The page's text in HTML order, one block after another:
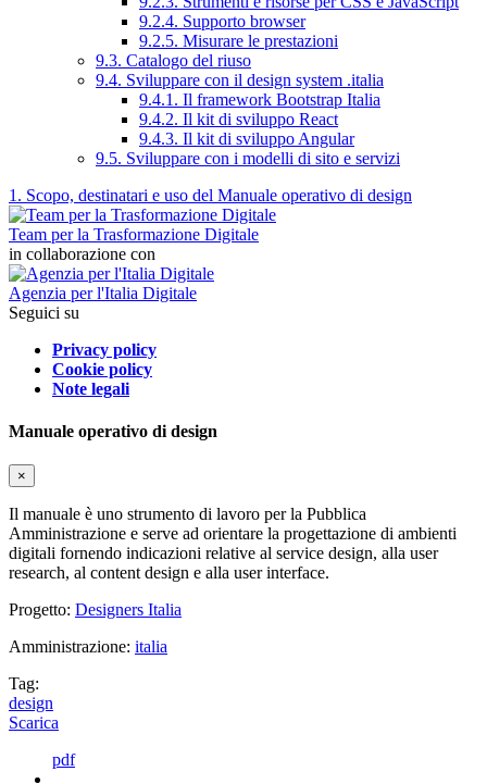
9.2.4. Supporto browser
9.2.5. Misurare le prestazioni
9.3. Catalogo del riuso
9.4. Sviluppare con il design system .italia
9.4.1. Il framework Bootstrap Italia
9.4.2. Il kit di sviluppo React
9.4.3. Il kit di sviluppo Angular
9.5. Sviluppare con i modelli di sito e servizi
1. Scopo, destinatari e uso del Manuale operativo di design
Team per la Trasformazione Digitale
in collaborazione con
Agenzia per l'Italia Digitale
Seguici su
Privacy policy
Cookie policy
Note legali
Manuale operativo di design
×
Il manuale è uno strumento di lavoro per la Pubblica
Amministrazione e serve ad orientare la progettazione di ambienti
digitali fornendo indicazioni relative al service design, alla user
research, al content design e alla user interface.
Progetto: Designers Italia
Amministrazione: italia
Tag:
design
Scarica
pdf